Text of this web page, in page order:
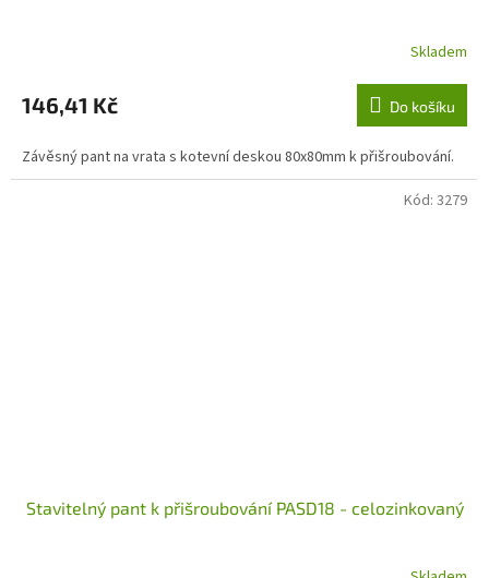
Skladem
146,41 Kč Do košíku
Závěsný pant na vrata s kotevní deskou 80x80mm k přišroubování.
Stavitelný pant k přišroubování PASD18 - celozinkovaný
Kód: 3279